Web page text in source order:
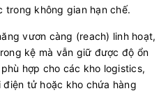
trong không gian hạn chế.
vươn càng (reach) linh hoạt,
kệ mà vẫn giữ được độ ổn
hợp cho các kho logistics,
tử hoặc kho chứa hàng